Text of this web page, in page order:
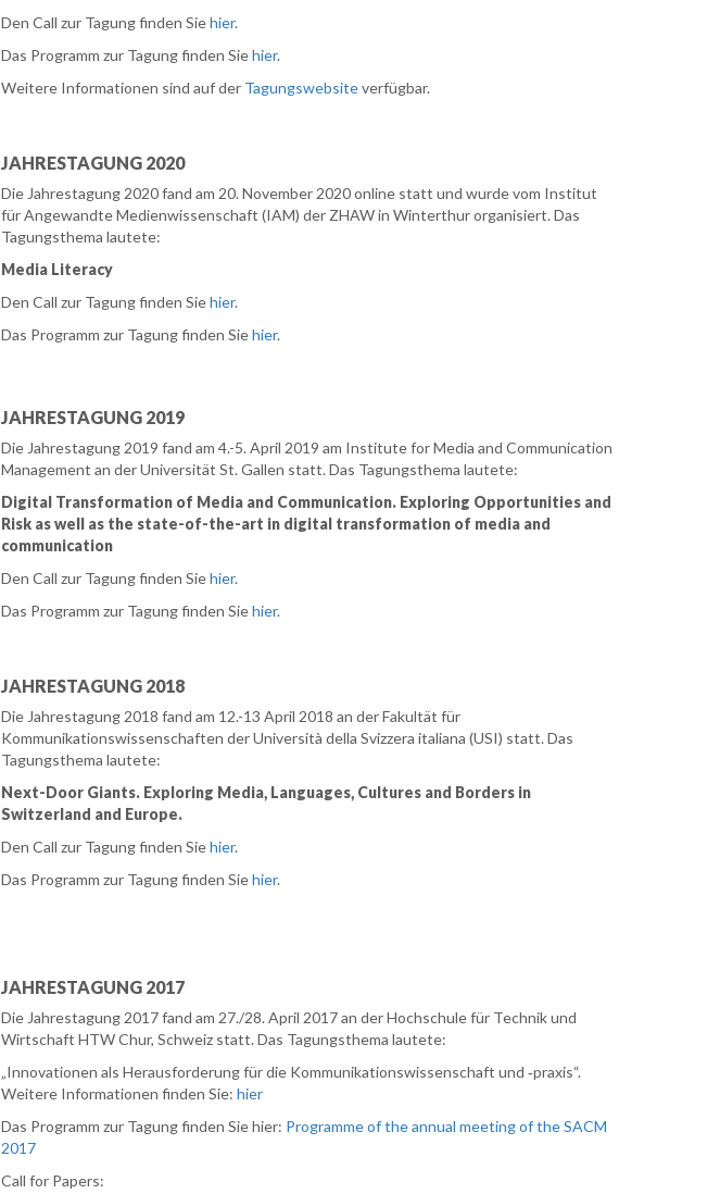
Den Call zur Tagung finden Siehier.
Das Programm zur Tagung finden Siehier.
Weitere Informationen sind auf der Tagungswebsiteverfügbar.
JAHRESTAGUNG 2020
Die Jahrestagung 2020 fand am 20. November 2020 online statt und wurde vom Institut
für Angewandte Medienwissenschaft (IAM) der ZHAW in Winterthur organisiert. Das
Tagungsthema lautete:
Media Literacy
Den Call zur Tagung finden Siehier.
Das Programm zur Tagung finden Siehier.
JAHRESTAGUNG 2019
Die Jahrestagung 2019 fand am 4.-5. April 2019 am Institute for Media and Communication
Management an der Universität St. Gallen statt. Das Tagungsthema lautete:
Digital Transformation of Media and Communication. Exploring Opportunities and
Risk as well as the state-of-the-art in digital transformation of media and
communication
Den Call zur Tagung finden Siehier.
Das Programm zur Tagung finden Siehier.
JAHRESTAGUNG 2018
Die Jahrestagung 2018 fand am 12.-13 April 2018 an der Fakultät für
Kommunikationswissenschaften der Università della Svizzera italiana (USI) statt. Das
Tagungsthema lautete:
Next-Door Giants. Exploring Media, Languages, Cultures and Borders in
Switzerland and Europe.
Den Call zur Tagung finden Siehier.
Das Programm zur Tagung finden Siehier.
JAHRESTAGUNG 2017
Die Jahrestagung 2017 fand am 27./28. April 2017 an der Hochschule für Technik und
Wirtschaft HTW Chur, Schweiz statt. Das Tagungsthema lautete:
„Innovationen als Herausforderung für die Kommunikationswissenschaft und ‐praxis“.
Weitere Informationen finden Sie: hier
Das Programm zur Tagung finden Sie hier: Programme of the annual meeting of the SACM
2017
Call for Papers: